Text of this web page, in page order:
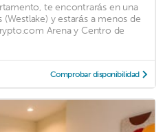
te encontrarás en una
y estarás a menos de
Arena y Centro de
Comprobar disponibilidad